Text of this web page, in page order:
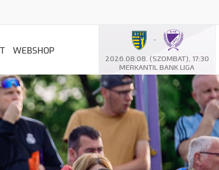
-
2026.08.08. (SZOMBAT), 17:30
MERKANTIL BANK LIGA
WEBSHOP